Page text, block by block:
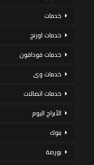
خدمات
خدمات اورنج
خدمات فودافون
خدمات وى
خدمات اتصالات
الأبراج اليوم
بنوك
بورصة